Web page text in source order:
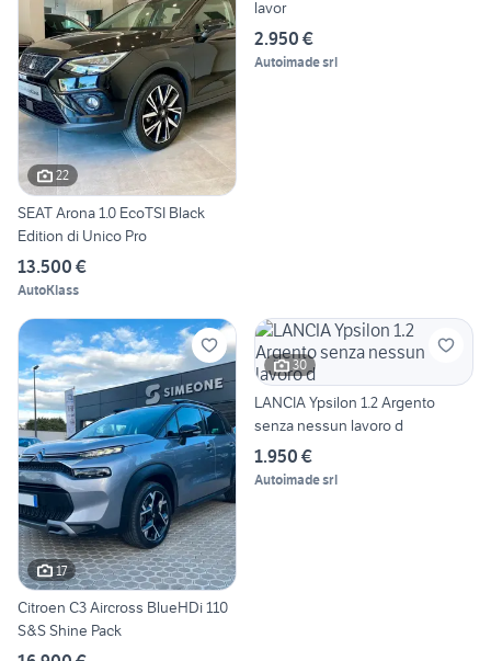
22
SEAT Arona 1.0 EcoTSI Black
Edition di Unico Pro
13.500 €
AutoKlass
lavor
2.950 €
Autoimade srl
17
Citroen C3 Aircross BlueHDi 110
S&S Shine Pack
30
LANCIA Ypsilon 1.2 Argento
senza nessun lavoro d
1.950 €
Autoimade srl